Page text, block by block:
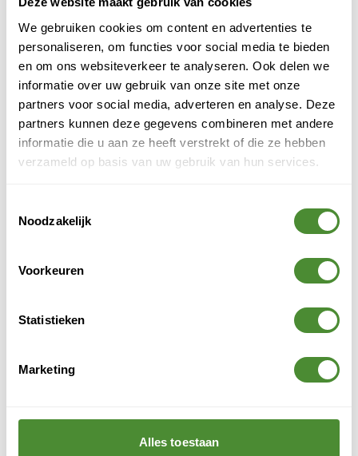
We gebruiken cookies om content en advertenties te
personaliseren, om functies voor social media te bieden
en om ons websiteverkeer te analyseren. Ook delen we
informatie over uw gebruik van onze site met onze
partners voor social media, adverteren en analyse. Deze
partners kunnen deze gegevens combineren met andere
informatie die u aan ze heeft verstrekt of die ze hebben
verzameld op basis van uw gebruik van hun services.
Noodzakelijk
Voorkeuren
Statistieken
Marketing
Alles toestaan
Rapportages & Data
Ik kan de rapportage niet openen of gebruiken.
Hoe werkt de rapportage? Wat zie ik allemaal?
wel in de app zie. Hoe kan dat?
klantportaal@bnext.nl
Ik zie andere getallen in de rapportage dan mijn
collega (terwijl we dezelfde bedrijven kunnen